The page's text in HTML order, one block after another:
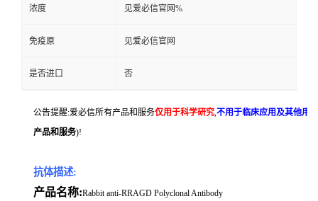
浓度 见爱必信官网%
免疫原 见爱必信官网
是否进口 否
公告提醒:爱必信所有产品和服务仅用于科学研究,不用于临床应用及其他用
产品和服务)!
抗体描述:
产品名称:Rabbit anti-RRAGD Polyclonal Antibody